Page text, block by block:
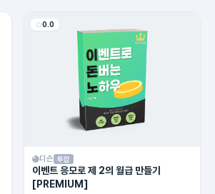
0.0
디슨 투잡
이벤트 응모로 제 2의 월급 만들기
[PREMIUM]